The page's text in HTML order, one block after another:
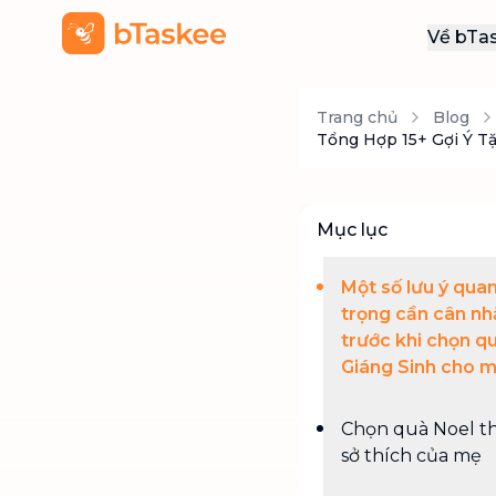
Về
Trang chủ Blog
Tổng Hợp 15+ Gợi Ý
Mục lục
Một số lưu ý quan
trọng cần cân
trước khi chọn
Giáng Sinh cho
Chọn quà Noel
sở thích của mẹ